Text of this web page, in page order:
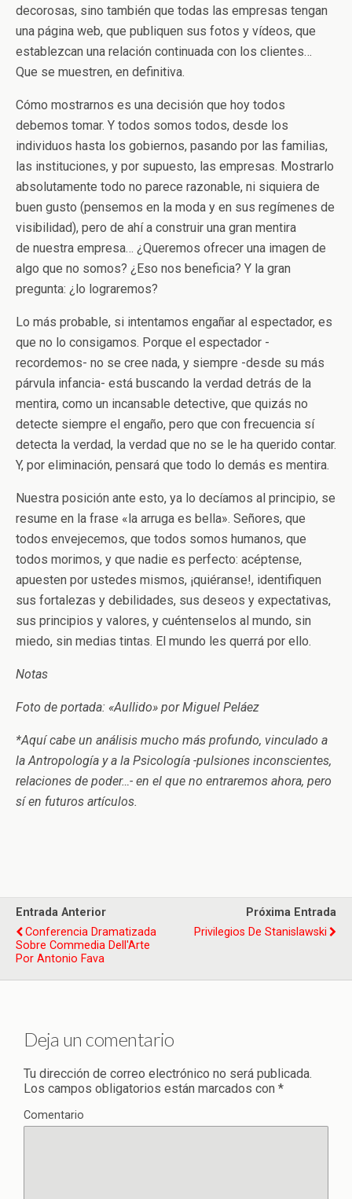
decorosas, sino también que todas las empresas tengan
una página web, que publiquen sus fotos y vídeos, que
establezcan una relación continuada con los clientes…
Que se muestren, en definitiva.
Cómo mostrarnos es una decisión que hoy todos
debemos tomar. Y todos somos todos, desde los
individuos hasta los gobiernos, pasando por las familias,
las instituciones, y por supuesto, las empresas. Mostrarlo
absolutamente todo no parece razonable, ni siquiera de
buen gusto (pensemos en la moda y en sus regímenes de
visibilidad), pero de ahí a construir una gran mentira
de nuestra empresa… ¿Queremos ofrecer una imagen de
algo que no somos? ¿Eso nos beneficia? Y la gran
pregunta: ¿lo lograremos?
Lo más probable, si intentamos engañar al espectador, es
que no lo consigamos. Porque el espectador -
recordemos- no se cree nada, y siempre -desde su más
párvula infancia- está buscando la verdad detrás de la
mentira, como un incansable detective, que quizás no
detecte siempre el engaño, pero que con frecuencia sí
detecta la verdad, la verdad que no se le ha querido contar.
Y, por eliminación, pensará que todo lo demás es mentira.
Nuestra posición ante esto, ya lo decíamos al principio, se
resume en la frase «la arruga es bella». Señores, que
todos envejecemos, que todos somos humanos, que
todos morimos, y que nadie es perfecto: acéptense,
apuesten por ustedes mismos, ¡quiéranse!, identifiquen
sus fortalezas y debilidades, sus deseos y expectativas,
sus principios y valores, y cuéntenselos al mundo, sin
miedo, sin medias tintas. El mundo les querrá por ello.
Notas
Foto de portada: «Aullido» por Miguel Peláez
*Aquí cabe un análisis mucho más profundo, vinculado a
la Antropología y a la Psicología -pulsiones inconscientes,
relaciones de poder…- en el que no entraremos ahora, pero
sí en futuros artículos.
Entrada Anterior
Conferencia Dramatizada
Sobre Commedia Dell'Arte
Por Antonio Fava
Próxima Entrada
Privilegios De Stanislawski
Deja un comentario
Tu dirección de correo electrónico no será publicada.
Los campos obligatorios están marcados con *
Comentario